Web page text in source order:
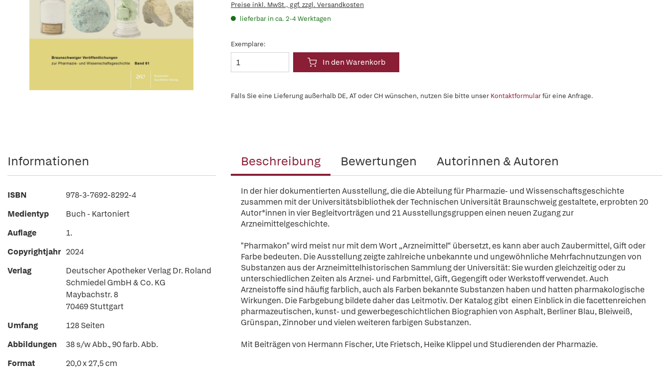
Preise inkl. MwSt., ggf. zzgl. Versandkosten
lieferbar in ca. 2-4 Werktagen
Exemplare:
In den Warenkorb
Falls Sie eine Lieferung außerhalb DE, AT oder CH wünschen, nutzen Sie bitte unser Kontaktformularfür eine Anfrage.
Beschreibung Bewertungen Autorinnen & Autoren
In der hier dokumentierten Ausstellung, die die Abteilung für Pharmazie- und Wissenschaftsgeschichte
zusammen mit der Universitätsbibliothek der Technischen Universität Braunschweig gestaltete, erprobten 20
Autor*innen in vier Begleitvorträgen und 21 Ausstellungsgruppen einen neuen Zugang zur
Arzneimittelgeschichte.
"Pharmakon" wird meist nur mit dem Wort „Arzneimittel“ übersetzt, es kann aber auch Zaubermittel, Gift oder
Farbe bedeuten. Die Ausstellung zeigte zahlreiche unbekannte und ungewöhnliche Mehrfachnutzungen von
Substanzen aus der Arzneimittelhistorischen Sammlung der Universität: Sie wurden gleichzeitig oder zu
unterschiedlichen Zeiten als Arznei- und Farbmittel, Gift, Gegengift oder Werkstoff verwendet. Auch
Arzneistoffe sind häufig farblich, auch als Farben bekannte Substanzen haben und hatten pharmakologische
Wirkungen. Die Farbgebung bildete daher das Leitmotiv. Der Katalog gibt einen Einblick in die facettenreichen
pharmazeutischen, kunst- und gewerbegeschichtlichen Biographien von Asphalt, Berliner Blau, Bleiweiß,
Grünspan, Zinnober und vielen weiteren farbigen Substanzen.
Mit Beiträgen von Hermann Fischer, Ute Frietsch, Heike Klippel und Studierenden der Pharmazie.
Informationen
ISBN
978-3-7692-8292-4
Medientyp
Buch - Kartoniert
Auflage
1.
Copyrightjahr 2024
Verlag
Deutscher Apotheker Verlag Dr. Roland
Schmiedel GmbH & Co. KG
Maybachstr. 8
70469 Stuttgart
Umfang
128 Seiten
Abbildungen
38 s/w Abb., 90 farb. Abb.
Format
20,0 x 27,5 cm